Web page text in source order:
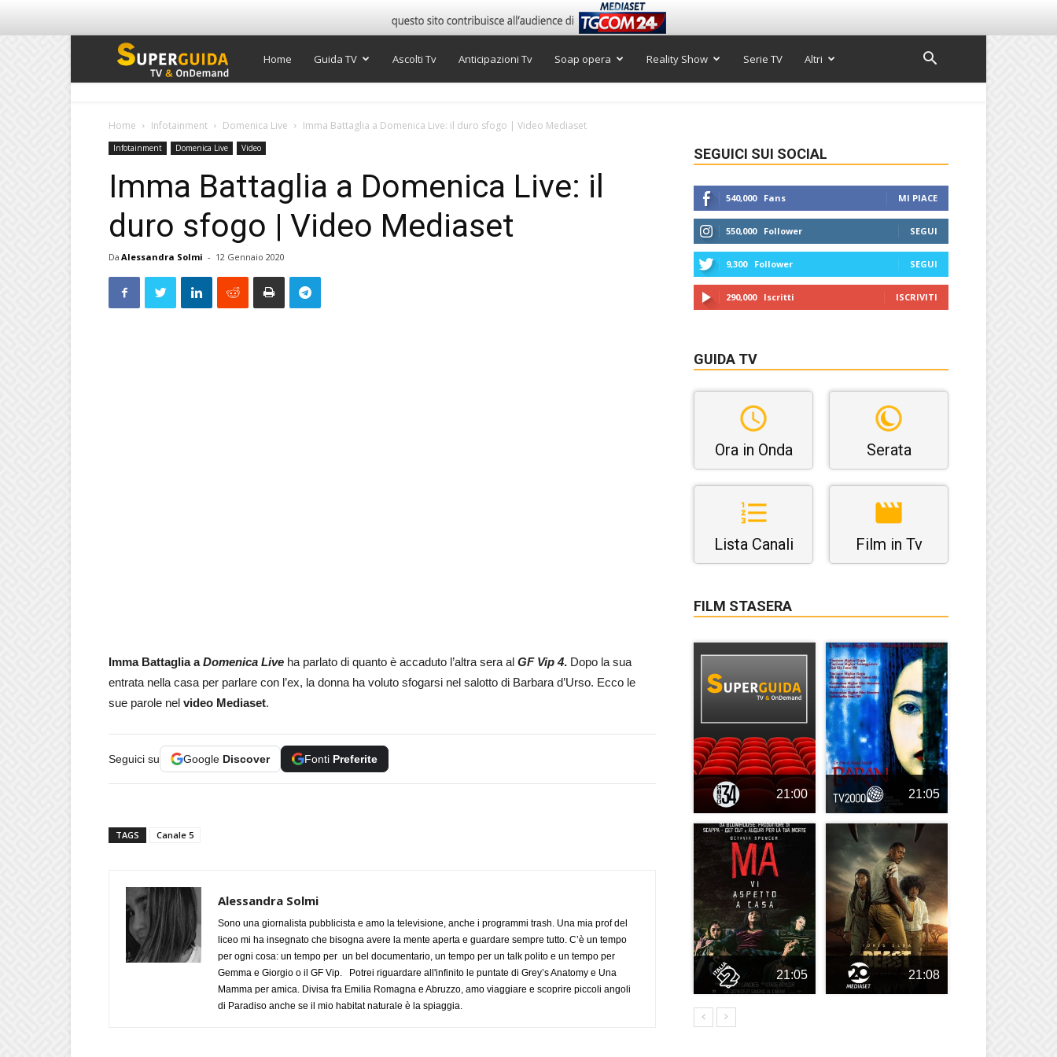
Super
TV
Home Guida TV Ascolti Tv Anticipazioni Tv Soap opera Reality Show Serie TV Altri
Home Infotainment Domenica Live Imma Battaglia a Domenica Live: il duro sfogo | Video Mediaset
Infotainment Domenica Live Video
Imma Battaglia a Domenica Live: il
duro sfogo | Video Mediaset
Da Alessandra Solmi - 12 Gennaio 2020
Imma Battaglia aDomenica Live ha parlato di quanto è accaduto l’altra sera al GF Vip 4. Dopo la sua
entrata nella casa per parlare con l’ex, la donna ha voluto sfogarsi nel salotto di Barbara d’Urso. Ecco le
sue parole nel video Mediaset.
Seguici su Google Discover Fonti Preferite
TAGS Canale 5
Alessandra Solmi
Sono una giornalista pubblicista e amo la televisione, anche i programmi trash. Una mia prof del
liceo mi ha insegnato che bisogna avere la mente aperta e guardare sempre tutto. C’è un tempo
per ogni cosa: un tempo per un bel documentario, un tempo per un talk polito e un tempo per
Gemma e Giorgio o il GF Vip. Potrei riguardare all'infinito le puntate di Grey’s Anatomy e Una
Mamma per amica. Divisa fra Emilia Romagna e Abruzzo, amo viaggiare e scoprire piccoli angoli
di Paradiso anche se il mio habitat naturale è la spiaggia.
SEGUICI SUI SOCIAL
540,000 Fans MI PIACE
550,000 Follower SEGUI
9,300 Follower SEGUI
290,000 Iscritti ISCRIVITI
GUIDA TV
Ora in Onda Serata
Lista Canali Film in Tv
FILM STASERA
21:00 21:05
21:05 21:08